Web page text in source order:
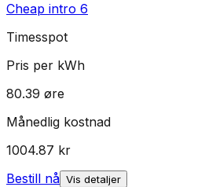
Cheap intro 6
Timesspot
Pris per kWh
80.39 øre
Månedlig kostnad
1004.87 kr
Bestill nå Vis detaljer